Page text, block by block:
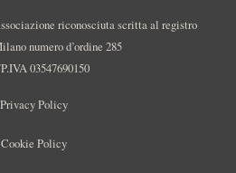
riconosciuta scritta al registro
numero d’ordine 285
03547690150
Privacy Policy
Cookie Policy